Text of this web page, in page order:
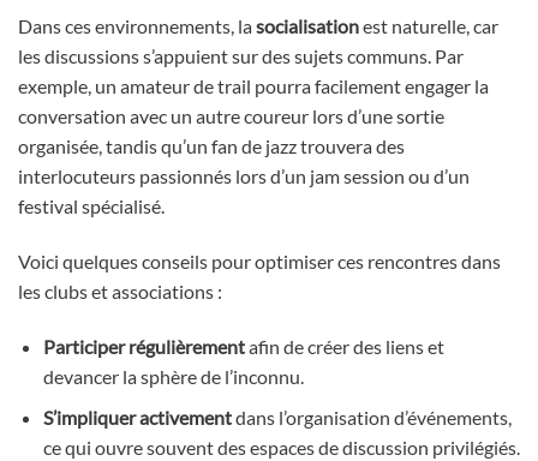
Dans ces environnements, lasocialisationest naturelle, car
les discussions s’appuient sur des sujets communs. Par
exemple, un amateur de trail pourra facilement engager la
conversation avec un autre coureur lors d’une sortie
organisée, tandis qu’un fan de jazz trouvera des
interlocuteurs passionnés lors d’un jam session ou d’un
festival spécialisé.
Voici quelques conseils pour optimiser ces rencontres dans
les clubs et associations :
Participer régulièrementafin de créer des liens et
devancer la sphère de l’inconnu.
S’impliquer activementdans l’organisation d’événements,
ce qui ouvre souvent des espaces de discussion privilégiés.